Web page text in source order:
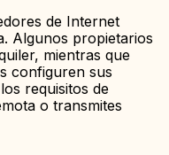
de Internet
Algunos propietarios
mientras que
configuren sus
requisitos de
o transmites